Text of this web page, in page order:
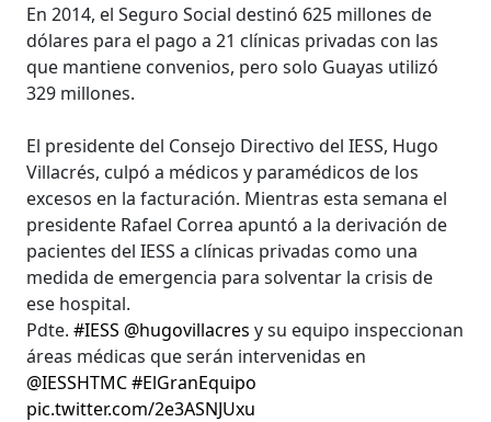
En 2014, el Seguro Social destinó 625 millones de
dólares para el pago a 21 clínicas privadas con las
que mantiene convenios, pero solo Guayas utilizó
329 millones.
El presidente del Consejo Directivo del IESS, Hugo
Villacrés, culpó a médicos y paramédicos de los
excesos en la facturación. Mientras esta semana el
presidente Rafael Correa apuntó a la derivación de
pacientes del IESS a clínicas privadas como una
medida de emergencia para solventar la crisis de
ese hospital.
Pdte.#IESS @hugovillacres y su equipo inspeccionan
áreas médicas que serán intervenidas en
@IESSHTMC#ElGranEquipo
pic.twitter.com/2e3ASNJUxu